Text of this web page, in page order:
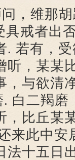
维那胡
具戒者出
. 若有，
听，某某
，与欲清
白二羯
，比丘某
来此中
法十五日